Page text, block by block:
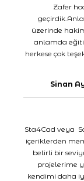
Zafer
üzerinde
anlamda
herkese çok
Sinan
Sta4Cad veya
içeriklerden
belirli bir
projelerime
kendimi daha